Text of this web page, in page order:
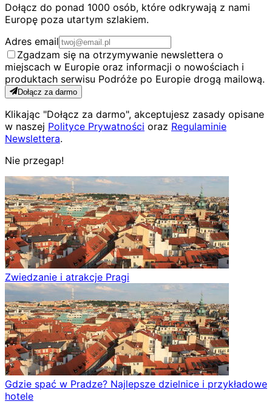
Dołącz do ponad 1000 osób, które odkrywają z nami
Europę poza utartym szlakiem.
Adres email
Zgadzam się na otrzymywanie newslettera o
miejscach w Europie oraz informacji o nowościach i
produktach serwisu Podróże po Europie drogą mailową.
Dołącz za darmo
Klikając "Dołącz za darmo", akceptujesz zasady opisane
w naszej Polityce Prywatności oraz Regulaminie
Newslettera.
Nie przegap!
Zwiedzanie i atrakcje Pragi
Gdzie spać w Pradze? Najlepsze dzielnice i przykładowe
hotele